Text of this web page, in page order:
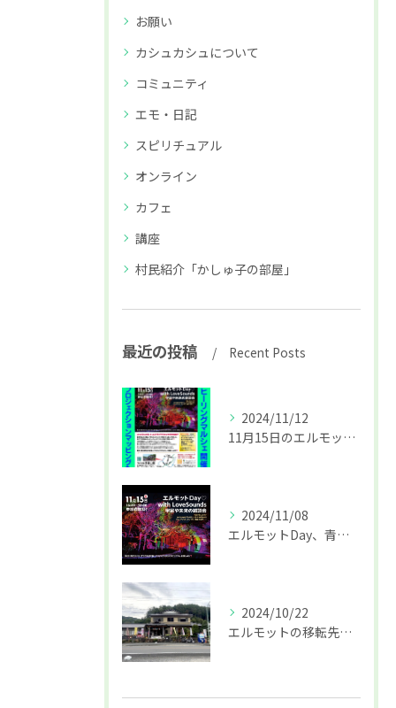
お願い
カシュカシュについて
コミュニティ
エモ・日記
スピリチュアル
オンライン
カフェ
講座
村民紹介「かしゅ子の部屋」
最近の投稿 Recent Posts
2024/11/12
11月15日のエルモットDay詳細
2024/11/08
エルモットDay、青梅初開催はプロジェクションマッピングも♪
2024/10/22
エルモットの移転先決定☆オープニングイベントのお知らせ♪